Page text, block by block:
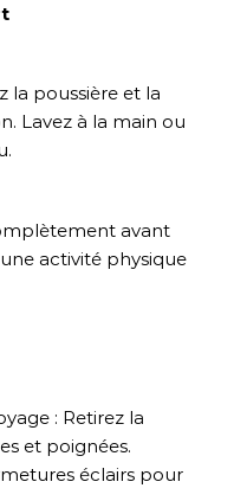
la poussière et la
Lavez à la main ou
avant
activité physique
: Retirez la
et poignées.
éclairs pour